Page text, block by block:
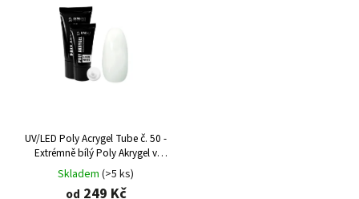
Abecedně
UV/LED Poly Acrygel Tube č. 50 -
Extrémně bílý Poly Akrygel v
tubě
Skladem (>5 ks)
od 249 Kč